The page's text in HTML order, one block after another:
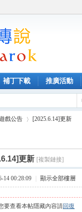
補丁下載 推廣活動
戲公告
›
[2025.6.14]更新
更新 [複製鏈接]
14 00:28:09 顯示全部樓層
要查看本帖隱藏內容請回復